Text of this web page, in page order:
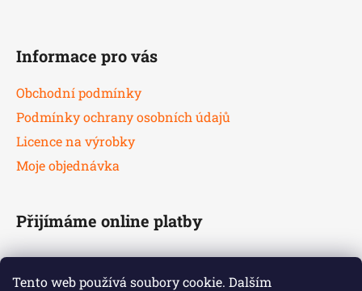
Tento web používá soubory cookie. Dalším
Informace pro vás
Obchodní podmínky
Podmínky ochrany osobních údajů
Licence na výrobky
Moje objednávka
Přijímáme online platby